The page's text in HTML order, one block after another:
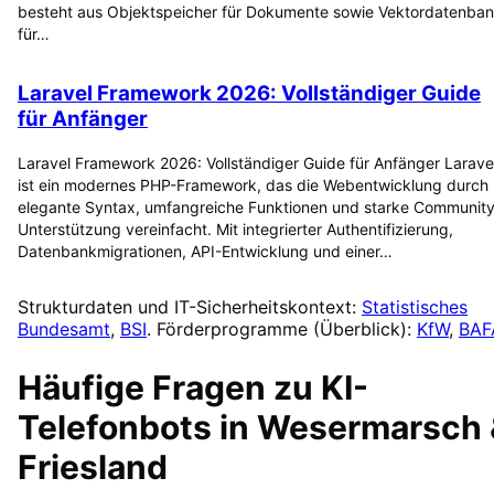
besteht aus Objektspeicher für Dokumente sowie
für…
Laravel Framework 2026: Vollständiger Guide
für Anfänger
Laravel Framework 2026: Vollständiger Guide für Anfänger
ist ein modernes PHP-Framework, das die Webentwicklung durch
elegante Syntax, umfangreiche Funktionen und starke
Unterstützung vereinfacht. Mit integrierter Authentifizierung,
Datenbankmigrationen, API-Entwicklung und einer…
Strukturdaten und IT-Sicherheitskontext: Statistisches
Bundesamt, BSI. Förderprogramme (Überblick): KfW,
Häufige Fragen zu KI-
Telefonbots in Wesermarsch
Friesland